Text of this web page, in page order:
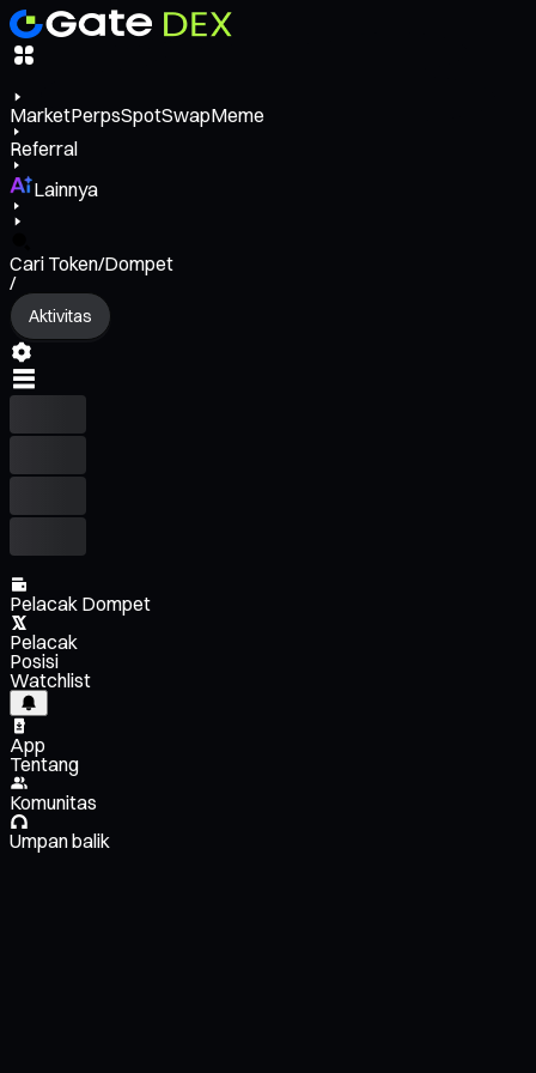
MarketPerpsSpotSwapMeme
Referral
Lainnya
Cari Token/Dompet
/
Aktivitas
Pelacak Dompet
Pelacak
Posisi
Watchlist
App
Tentang
Komunitas
Umpan balik